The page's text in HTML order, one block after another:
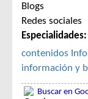
Blogs
Redes sociales
Especialidades:
contenidos
información y
Buscar en